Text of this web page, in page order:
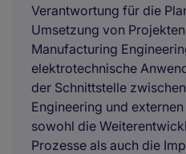
Verantwortung für die
Umsetzung von
Manufacturing
elektrotechnische
der Schnittstelle
Engineering und
sowohl die
Prozesse als auch die